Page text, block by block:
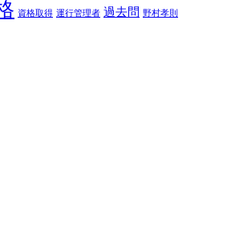
資格取得 運行管理者 過去問 野村孝則